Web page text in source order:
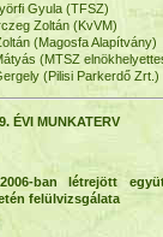
Gyula (TFSZ)
Zoltán (KvVM)
(Magosfa Alapítvány)
(MTSZ
(Pilisi Parkerdő Zrt.)
ÉVI MUNKATERV
ban létrejött
felülvizsgálata